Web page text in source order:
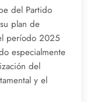
del Partido
plan de
período 2025
especialmente
del
y el